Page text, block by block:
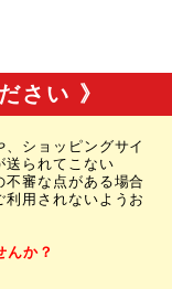
さい 》
ショッピングサイ
送られてこない
不審な点がある場合
用されないようお
んか？